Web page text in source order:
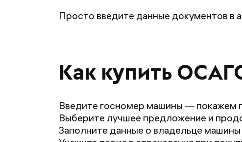
Просто введите данные документов в
Как купить
Введите госномер машины — покажем
Выберите лучшее предложение и
Заполните данные о владельце